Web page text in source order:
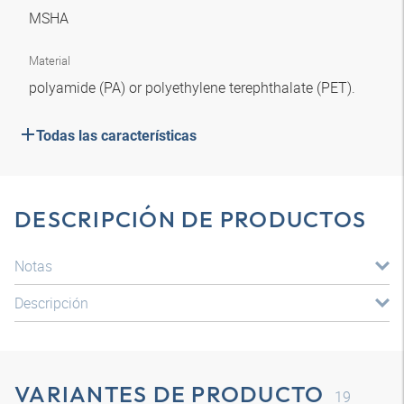
MSHA
Material
polyamide (PA) or polyethylene terephthalate (PET).
Todas las características
DESCRIPCIÓN DE PRODUCTOS
Notas
Descripción
VARIANTES DE PRODUCTO 19